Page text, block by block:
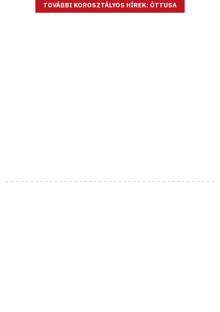
TOVÁBBI KOROSZTÁLYOS HÍREK: ÖTTUSA